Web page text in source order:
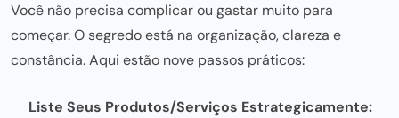
Você não precisa complicar ou gastar muito para
começar. O segredo está na organização, clareza e
constância. Aqui estão nove passos práticos:
Liste Seus Produtos/Serviços Estrategicamente: